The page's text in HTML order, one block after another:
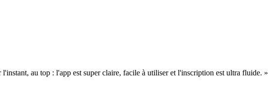
au top : l'app est super claire, facile à utiliser et l'inscription est ultra fluide. »